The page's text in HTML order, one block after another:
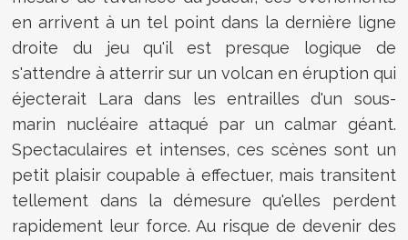
en arrivent à un tel point dans la dernière ligne
droite du jeu qu'il est presque logique de
s'attendre à atterrir sur un volcan en éruption qui
éjecterait Lara dans les entrailles d'un sous-
marin nucléaire attaqué par un calmar géant.
Spectaculaires et intenses, ces scènes sont un
petit plaisir coupable à effectuer, mais transitent
tellement dans la démesure qu'elles perdent
rapidement leur force. Au risque de devenir des